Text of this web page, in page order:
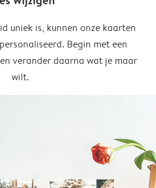
uniek is, kunnen onze kaarten
Begin met een
verander daarna wat je maar
wilt.